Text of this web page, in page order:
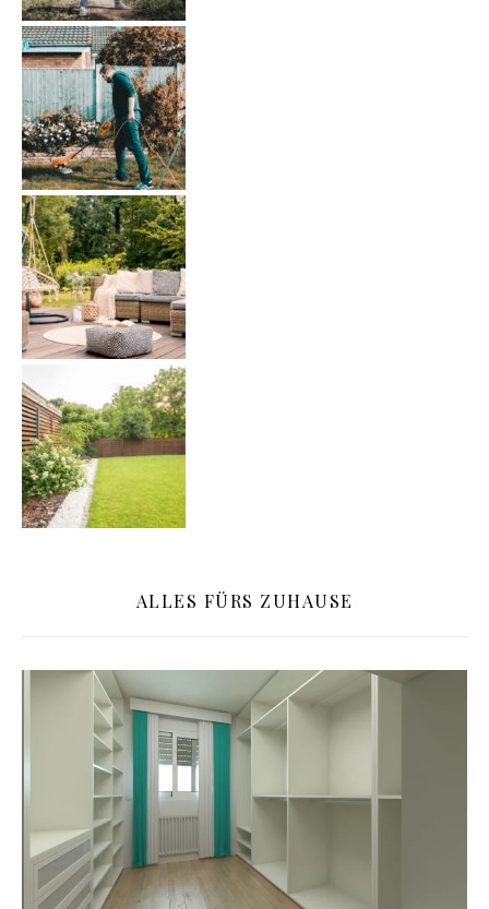
ALLES FÜRS ZUHAUSE